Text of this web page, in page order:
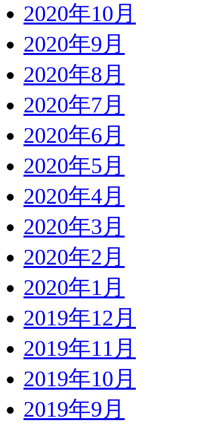
2020年10月
2020年9月
2020年8月
2020年7月
2020年6月
2020年5月
2020年4月
2020年3月
2020年2月
2020年1月
2019年12月
2019年11月
2019年10月
2019年9月